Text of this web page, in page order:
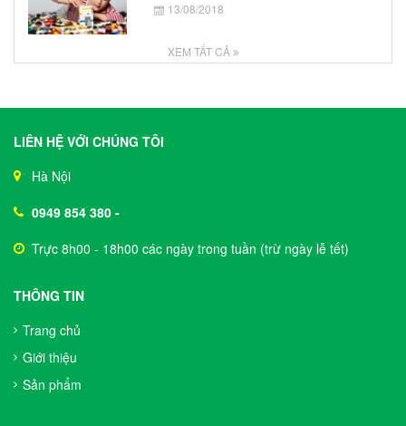
13/08/2018
XEM TẤT CẢ
LIÊN HỆ VỚI CHÚNG TÔI
Hà Nội
0949 854 380 -
Trực 8h00 - 18h00 các ngày trong tuần (trừ ngày lễ tết)
THÔNG TIN
Trang chủ
Giới thiệu
Sản phẩm